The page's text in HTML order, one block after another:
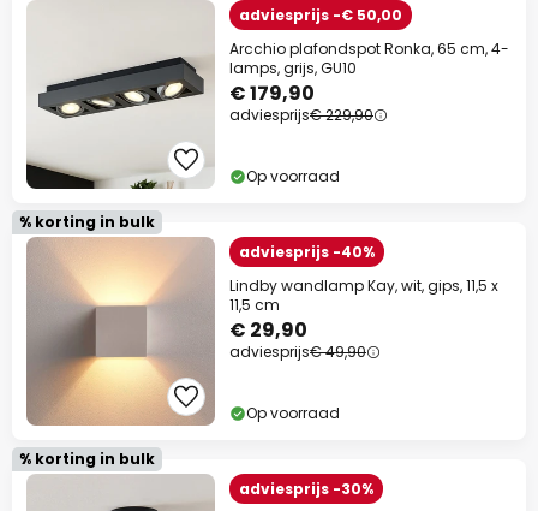
adviesprijs -€ 50,00
Arcchio plafondspot Ronka, 65 cm, 4-
lamps, grijs, GU10
€ 179,90
adviesprijs€ 229,90
Op voorraad
% korting in bulk
adviesprijs -40%
Lindby wandlamp Kay, wit, gips, 11,5 x
11,5 cm
€ 29,90
adviesprijs€ 49,90
Op voorraad
% korting in bulk
adviesprijs -30%